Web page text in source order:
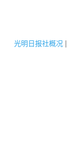
光明日报社概况 |